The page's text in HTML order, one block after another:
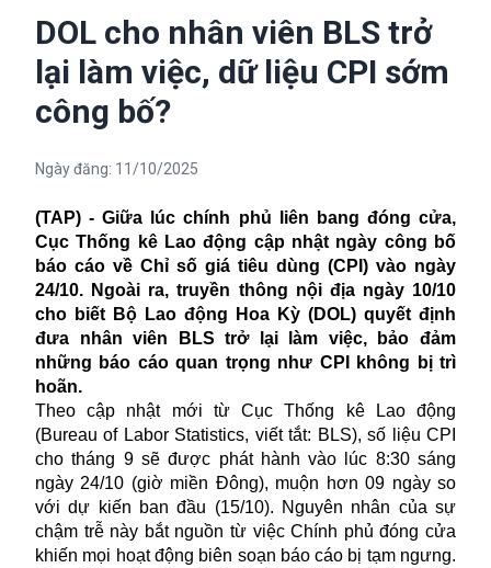
DOL cho nhân viên BLS trở
lại làm việc, dữ liệu CPI sớm
công bố?
Ngày đăng: 11/10/2025
(TAP) - Giữa lúc chính phủ liên bang đóng cửa,
Cục Thống kê Lao động cập nhật ngày công bố
báo cáo về Chỉ số giá tiêu dùng (CPI) vào ngày
24/10. Ngoài ra, truyền thông nội địa ngày 10/10
cho biết Bộ Lao động Hoa Kỳ (DOL) quyết định
đưa nhân viên BLS trở lại làm việc, bảo đảm
những báo cáo quan trọng như CPI không bị trì
hoãn.
Theo cập nhật mới từ Cục Thống kê Lao động
(Bureau of Labor Statistics, viết tắt: BLS), số liệu CPI
cho tháng 9 sẽ được phát hành vào lúc 8:30 sáng
ngày 24/10 (giờ miền Đông), muộn hơn 09 ngày so
với dự kiến ban đầu (15/10). Nguyên nhân của sự
chậm trễ này bắt nguồn từ việc Chính phủ đóng cửa
khiến mọi hoạt động biên soạn báo cáo bị tạm ngưng.